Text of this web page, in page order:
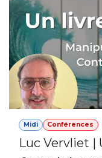
Midi Conférences
Luc Vervliet |